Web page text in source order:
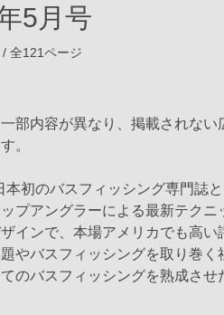
5月号
全121ページ
部内容が異なり、掲載されない
。
本初のバスフィッシング専門誌
プアングラーによる最新テクニ
インで、本場アメリカでも高い
やバスフィッシングを取り巻く
のバスフィッシングを熟成させ